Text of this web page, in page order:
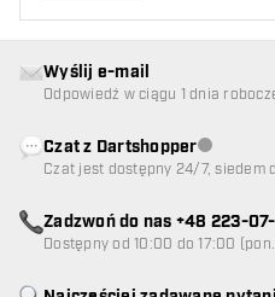
Wyślij e-mail
Odpowiedź w ciągu 1 dnia
Czat z DartshopperObsługa
Czat jest dostępny 24/7, siedem
Zadzwoń do nas +48 223-
Dostępny od 10:00 do 17:00